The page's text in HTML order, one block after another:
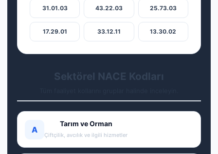
31.01.03 43.22.03 25.73.03
17.29.01 33.12.11 13.30.02
Sektörel NACE Kodları
A
Tarım ve Orman
Çiftçilik, avcılık ve ilgili hizmetler